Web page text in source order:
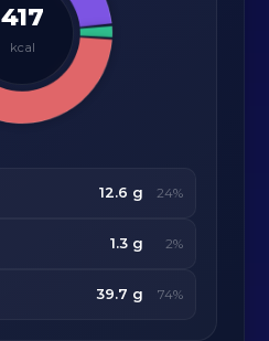
417
kcal
12.6 g 24%
1.3 g 2%
39.7 g 74%